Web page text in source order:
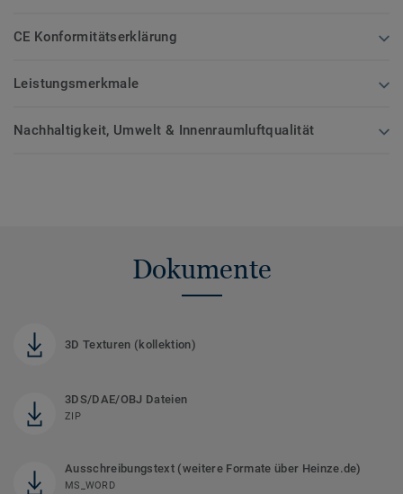
CE Konformitätserklärung
Leistungsmerkmale
Nachhaltigkeit, Umwelt & Innenraumluftqualität
Dokumente
3D Texturen (kollektion)
3DS/DAE/OBJ Dateien
ZIP
Ausschreibungstext (weitere Formate über Heinze.de)
MS_WORD